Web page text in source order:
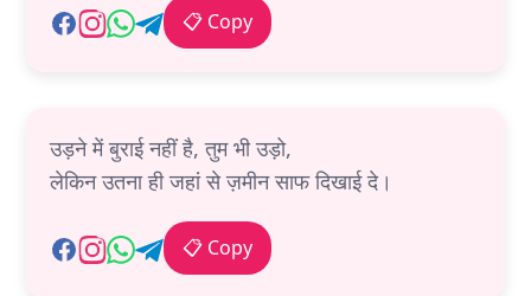
📋 Copy
उड़ने में बुराई नहीं है, तुम भी उड़ो,
लेकिन उतना ही जहां से ज़मीन साफ दिखाई दे।
📋 Copy